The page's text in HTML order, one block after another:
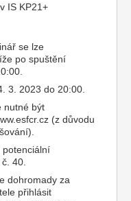
IS KP21+
se lze
po spuštění
3. 2023 do 20:00.
nutné být
(z důvodu
potenciální
40.
dohromady za
přihlásit